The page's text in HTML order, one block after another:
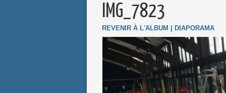
IMG_7823
REVENIR À L'ALBUM DIAPORAMA